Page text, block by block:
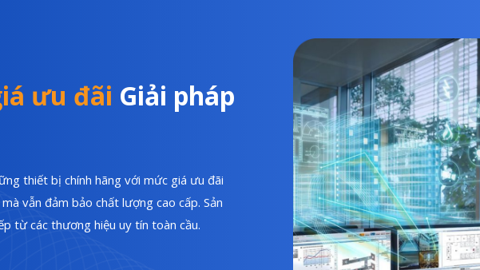
ưu đãi Giải pháp
thiết bị chính hãng với mức giá ưu đãi
vẫn đảm bảo chất lượng cao cấp. Sản
từ các thương hiệu uy tín toàn cầu.